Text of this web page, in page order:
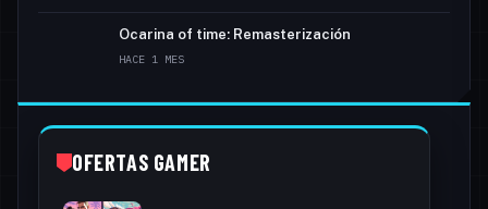
Ocarina of time: Remasterización
HACE 1 MES
OFERTAS GAMER